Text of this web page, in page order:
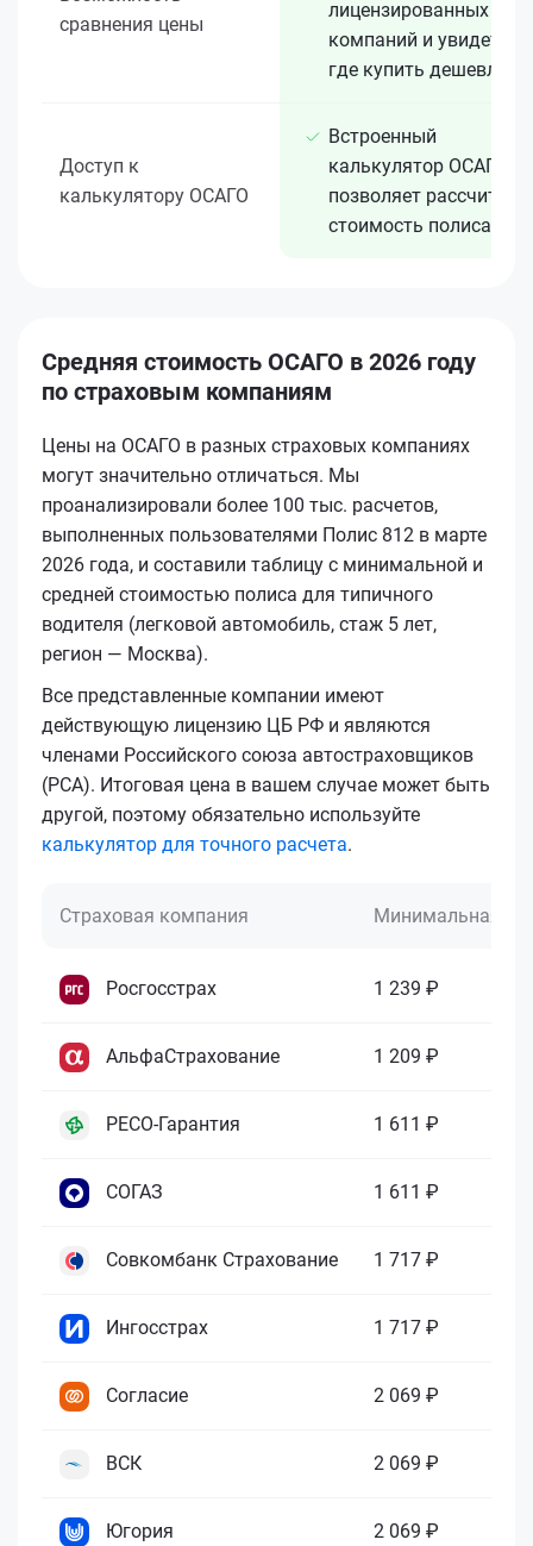
сравнения цены
лицензированных 15+
компаний и увидеть,
где купить дешевле
Доступ к
калькулятору ОСАГО
Встроенный
калькулятор ОСАГО
позволяет рассчитать
стоимость полиса
Средняя стоимость ОСАГО в 2026 году
по страховым компаниям
Цены на ОСАГО в разных страховых компаниях
могут значительно отличаться. Мы
проанализировали более 100 тыс. расчетов,
выполненных пользователями Полис 812 в марте
2026 года, и составили таблицу с минимальной и
средней стоимостью полиса для типичного
водителя (легковой автомобиль, стаж 5 лет,
регион — Москва).
Все представленные компании имеют
действующую лицензию ЦБ РФ и являются
членами Российского союза автостраховщиков
(РСА). Итоговая цена в вашем случае может быть
другой, поэтому обязательно используйте
калькулятор для точного расчета.
Страховая компания Минимальная
Росгосстрах 1 239 ₽
АльфаСтрахование 1 209 ₽
РЕСО-Гарантия 1 611 ₽
СОГАЗ 1 611 ₽
Совкомбанк Страхование 1 717 ₽
Ингосстрах 1 717 ₽
Согласие 2 069 ₽
ВСК 2 069 ₽
Югория 2 069 ₽